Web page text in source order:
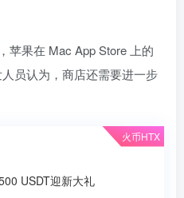
苹果在 Mac App Store 上的
员认为，商店还需要进一步
火币HTX
USDT迎新大礼